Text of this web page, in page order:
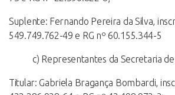
Suplente: Fernando Pereira da Silva,
549.749.762-49 e RG nº 60.155.344-5
c) Representantes da Secretaria de
Titular: Gabriela Bragança Bombardi,